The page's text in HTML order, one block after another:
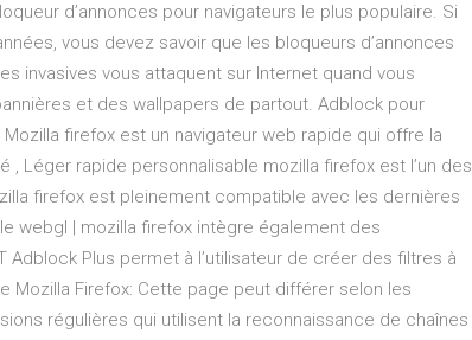
d’annonces pour navigateurs le plus populaire. Si
vous devez savoir que les bloqueurs d’annonces
invasives vous attaquent sur Internet quand vous
et des wallpapers de partout. Adblock pour
firefox est un navigateur web rapide qui offre la
Léger rapide personnalisable mozilla firefox est l’un des
firefox est pleinement compatible avec les dernières
webgl | mozilla firefox intègre également des
Adblock Plus permet à l’utilisateur de créer des filtres à
Mozilla Firefox: Cette page peut différer selon les
régulières qui utilisent la reconnaissance de chaînes